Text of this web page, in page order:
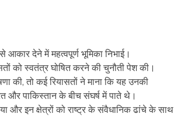
देने में महत्वपूर्ण भूमिका निभाई।
को स्वतंत्र घोषित करने की चुनौती पेश की।
की, तो कई रियासतों ने माना कि यह उनकी
पाकिस्तान के बीच संघर्ष में पाते थे।
और इन क्षेत्रों को राष्ट्र के संवैधानिक ढांचे के साथ